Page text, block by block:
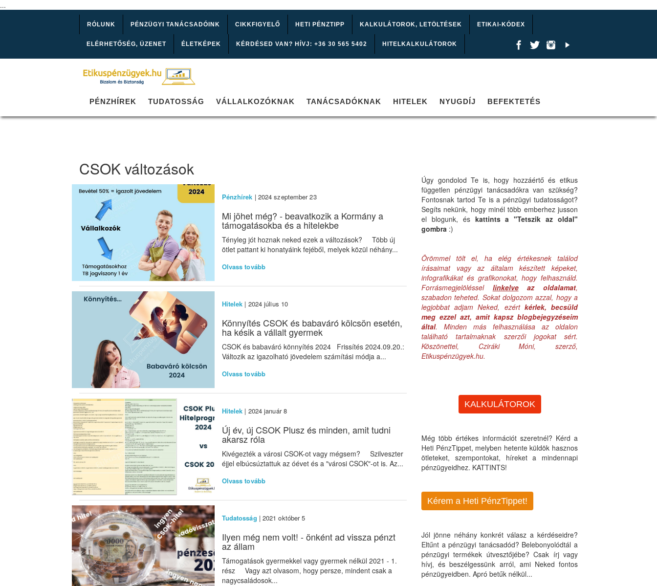
...
RÓLUNK PÉNZÜGYI TANÁCSADÓINK CIKKFIGYELŐ HETI PÉNZTIPP KALKULÁTOROK, LETÖLTÉSEK ETIKAI-KÓDEX
ELÉRHETŐSÉG, ÜZENET ÉLETKÉPEK KÉRDÉSED VAN? HÍVJ: +36 30 565 5402 HITELKALKULÁTOROK
PÉNZHÍREK TUDATOSSÁG VÁLLALKOZÓKNAK TANÁCSADÓKNAK HITELEK NYUGDÍJ BEFEKTETÉS
CSOK változások
Pénzhírek | 2024 szeptember 23
Mi jöhet még? - beavatkozik a Kormány a
támogatásokba és a hitelekbe
Tényleg jót hoznak neked ezek a változások? Több új
ötlet pattant ki honatyáink fejéből, melyek közül néhány...
Olvass tovább
Hitelek | 2024 július 10
Könnyítés CSOK és babaváró kölcsön esetén,
ha késik a vállalt gyermek
CSOK és babaváró könnyítés 2024 Frissítés 2024.09.20.:
Változik az igazolható jövedelem számítási módja a...
Olvass tovább
Hitelek | 2024 január 8
Új év, új CSOK Plusz és minden, amit tudni
akarsz róla
Kivégezték a városi CSOK-ot vagy mégsem? Szilveszter
éjjel elbúcsúztattuk az óévet és a "városi CSOK"-ot is. Az...
Olvass tovább
Tudatosság | 2021 október 5
Ilyen még nem volt! - önként ad vissza pénzt
az állam
Támogatások gyermekkel vagy gyermek nélkül 2021 - 1.
rész Vagy azt olvasom, hogy persze, mindent csak a
nagycsaládosok...
Úgy gondolod Te is, hogy hozzáértő és etikus
független pénzügyi tanácsadókra van szükség?
Fontosnak tartod Te is a pénzügyi tudatosságot?
Segíts nekünk, hogy minél több emberhez jusson
el blogunk, és kattints a "Tetszik az oldal"
gombra :)
Örömmel tölt el, ha elég értékesnek találod
írásaimat vagy az általam készített képeket,
infografikákat és grafikonokat, hogy felhasználd.
Forrásmegjelöléssel linkelveaz oldalamat,
szabadon teheted. Sokat dolgozom azzal, hogy a
legjobbat adjam Neked, ezért kérlek, becsüld
meg ezzel azt, amit kapsz blogbejegyzéseim
által. Minden más felhasználása az oldalon
található tartalmaknak szerzői jogokat sért.
Köszönettel, Cziráki Móni, szerző,
Etikuspénzügyek.hu.
KALKULÁTOROK
Még több értékes információt szeretnél? Kérd a
Heti PénzTippet, melyben hetente küldök hasznos
ötleteket, szempontokat, híreket a mindennapi
pénzügyeidhez. KATTINTS!
Kérem a Heti PénzTippet!
Jól jönne néhány konkrét válasz a kérdéseidre?
Eltűnt a pénzügyi tanácsadód? Belebonyolódtál a
pénzügyi termékek útvesztőjébe? Csak írj vagy
hívj, és beszélgessünk arról, ami Neked fontos
pénzügyeidben. Apró betűk nélkül...